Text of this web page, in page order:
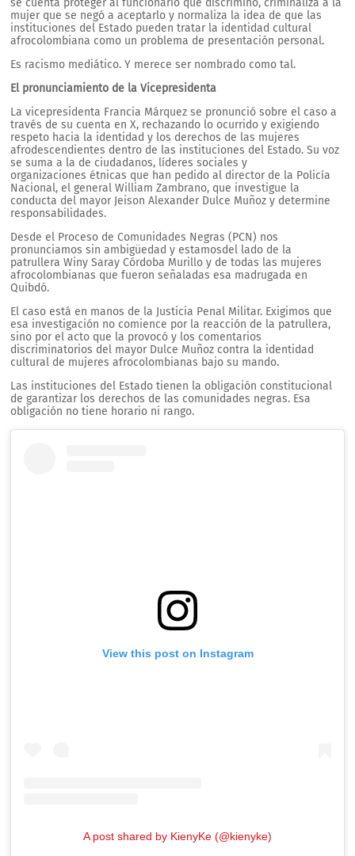
mujer que se negó a aceptarlo y normaliza la idea de que las
instituciones del Estado pueden tratar la identidad cultural
afrocolombiana como un problema de presentación personal.
Es racismo mediático. Y merece ser nombrado como tal.
El pronunciamiento de la Vicepresidenta
La vicepresidenta Francia Márquez se pronunció sobre el caso a
través de su cuenta en X, rechazando lo ocurrido y exigiendo
respeto hacia la identidad y los derechos de las mujeres
afrodescendientes dentro de las instituciones del Estado. Su voz
se suma a la de ciudadanos, líderes sociales y
organizaciones étnicas que han pedido al director de la Policía
Nacional, el general William Zambrano, que investigue la
conducta del mayor Jeison Alexander Dulce Muñoz y determine
responsabilidades.
Desde el Proceso de Comunidades Negras (PCN) nos
pronunciamos sin ambigüedad y estamosdel lado de la
patrullera Winy Saray Córdoba Murillo y de todas las mujeres
afrocolombianas que fueron señaladas esa madrugada en
Quibdó.
El caso está en manos de la Justicia Penal Militar. Exigimos que
esa investigación no comience por la reacción de la patrullera,
sino por el acto que la provocó y los comentarios
discriminatorios del mayor Dulce Muñoz contra la identidad
cultural de mujeres afrocolombianas bajo su mando.
Las instituciones del Estado tienen la obligación constitucional
de garantizar los derechos de las comunidades negras. Esa
obligación no tiene horario ni rango.
View this post on Instagram
A post shared by KienyKe (@kienyke)